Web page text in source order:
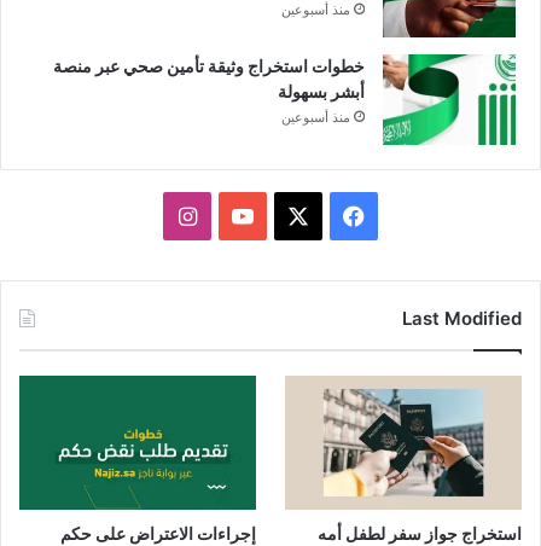
منذ أسبوعين
خطوات استخراج وثيقة تأمين صحي عبر منصة
أبشر بسهولة
منذ أسبوعين
فيسبوك يوتيوبانستقرام
Last Modified
استخراج جواز سفر لطفل أمه
إجراءات الاعتراض على حكم